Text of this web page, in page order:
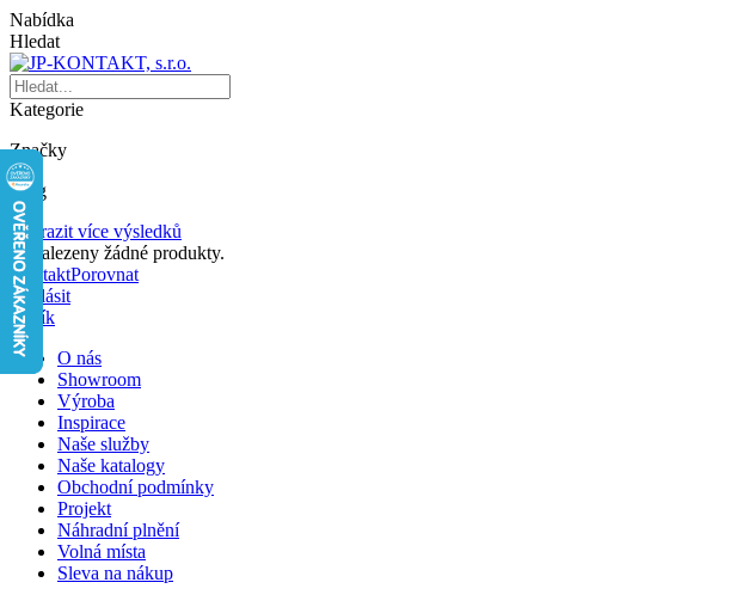
Nabídka
Hledat
Kategorie
Značky
Blog
Zobrazit více výsledků
Nenalezeny žádné produkty.
KontaktPorovnat
Přihlásit
Košík
O nás
Showroom
Výroba
Inspirace
Naše služby
Naše katalogy
Obchodní podmínky
Projekt
Náhradní plnění
Volná místa
Sleva na nákup